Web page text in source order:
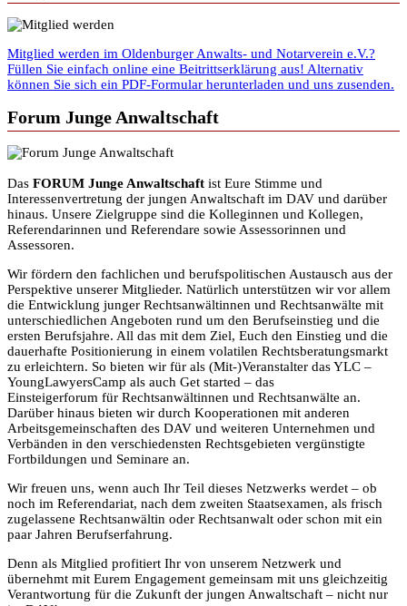
Mitglied werden im Oldenburger Anwalts- und Notarverein e.V.?
Füllen Sie einfach online eine Beitrittserklärung aus! Alternativ
können Sie sich ein PDF-Formular herunterladen und uns zusenden.
Forum Junge Anwaltschaft
Das FORUM Junge Anwaltschaft ist Eure Stimme und
Interessenvertretung der jungen Anwaltschaft im DAV und darüber
hinaus. Unsere Zielgruppe sind die Kolleginnen und Kollegen,
Referendarinnen und Referendare sowie Assessorinnen und
Assessoren.
Wir fördern den fachlichen und berufspolitischen Austausch aus der
Perspektive unserer Mitglieder. Natürlich unterstützen wir vor allem
die Entwicklung junger Rechtsanwältinnen und Rechtsanwälte mit
unterschiedlichen Angeboten rund um den Berufseinstieg und die
ersten Berufsjahre. All das mit dem Ziel, Euch den Einstieg und die
dauerhafte Positionierung in einem volatilen Rechtsberatungsmarkt
zu erleichtern. So bieten wir für als (Mit-)Veranstalter das YLC –
YoungLawyersCamp als auch Get started – das
Einsteigerforum für Rechtsanwältinnen und Rechtsanwälte an.
Darüber hinaus bieten wir durch Kooperationen mit anderen
Arbeitsgemeinschaften des DAV und weiteren Unternehmen und
Verbänden in den verschiedensten Rechtsgebieten vergünstigte
Fortbildungen und Seminare an.
Wir freuen uns, wenn auch Ihr Teil dieses Netzwerks werdet – ob
noch im Referendariat, nach dem zweiten Staatsexamen, als frisch
zugelassene Rechtsanwältin oder Rechtsanwalt oder schon mit ein
paar Jahren Berufserfahrung.
Denn als Mitglied profitiert Ihr von unserem Netzwerk und
übernehmt mit Eurem Engagement gemeinsam mit uns gleichzeitig
Verantwortung für die Zukunft der jungen Anwaltschaft – nicht nur